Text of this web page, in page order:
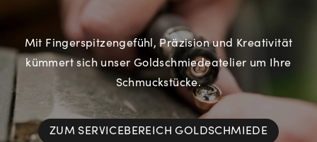
Mit Fingerspitzengefühl, Präzision und Kreativität
kümmert sich unser Goldschmiedeatelier um Ihre
Schmuckstücke.
ZUM SERVICEBEREICH GOLDSCHMIEDE